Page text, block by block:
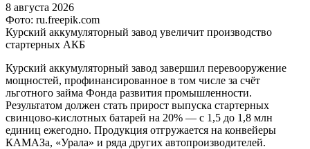
8 августа 2026
Фото: ru.freepik.com
Курский аккумуляторный завод увеличит производство
стартерных АКБ
Курский аккумуляторный завод завершил перевооружение
мощностей, профинансированное в том числе за счёт
льготного займа Фонда развития промышленности.
Результатом должен стать прирост выпуска стартерных
свинцово-кислотных батарей на 20% — с 1,5 до 1,8 млн
единиц ежегодно. Продукция отгружается на конвейеры
КАМАЗа, «Урала» и ряда других автопроизводителей.